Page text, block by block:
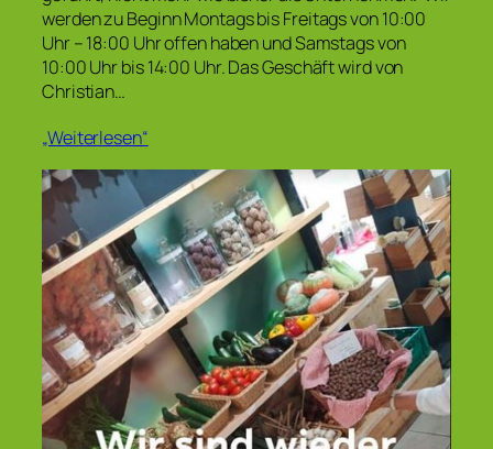
werden zu Beginn Montags bis Freitags von 10:00
Uhr – 18:00 Uhr offen haben und Samstags von
10:00 Uhr bis 14:00 Uhr. Das Geschäft wird von
Christian…
„Weiterlesen“